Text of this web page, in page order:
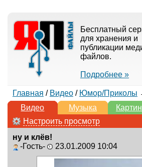
Бесплатный
для хранения и
публикации
файлов.
Подробнее »
Главная / Видео/ Юмор/Приколы
Видео
Музыка
Настроить просмотр
ну и клёв!
-Гость-
23.01.2009 10:04